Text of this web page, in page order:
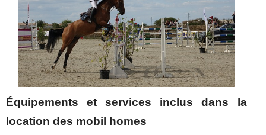
Équipements et services inclus dans la
location des mobil homes